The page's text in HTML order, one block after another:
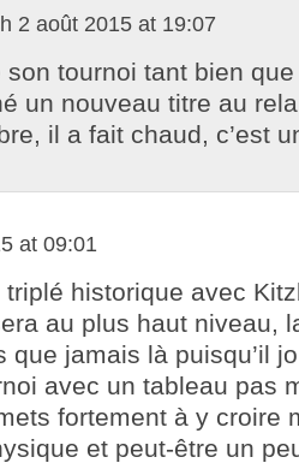
2 août 2015 at 19:07
son tournoi tant bien
un nouveau titre au
il a fait chaud, c’est
at 09:01
historique avec
au plus haut niveau,
que jamais là puisqu’il
avec un tableau pas
fortement à y croire
et peut-être un